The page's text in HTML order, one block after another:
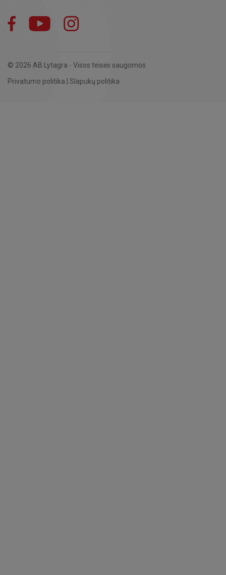
Facebook YouTube
© 2026 AB Lytagra - Visos teisės saugomos
Privatumo politika
Slapukų politika